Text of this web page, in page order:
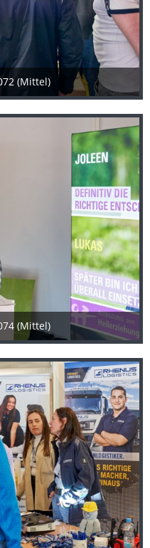
(Mittel)
(Mittel)